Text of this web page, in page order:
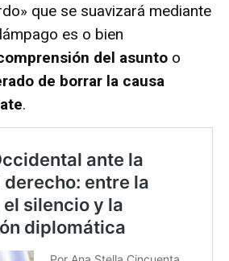
que se suavizará mediante
es o bien
del asunto o
de borrar la causa
.